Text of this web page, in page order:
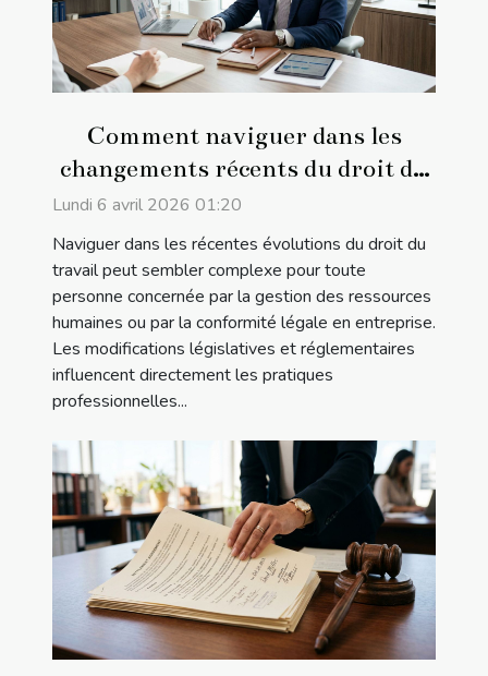
Comment naviguer dans les
changements récents du droit du
travail ?
Lundi 6 avril 2026 01:20
Naviguer dans les récentes évolutions du droit du
travail peut sembler complexe pour toute
personne concernée par la gestion des ressources
humaines ou par la conformité légale en entreprise.
Les modifications législatives et réglementaires
influencent directement les pratiques
professionnelles...